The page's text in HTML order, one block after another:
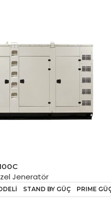
Jeneratör
STAND BY GÜÇ PRIME